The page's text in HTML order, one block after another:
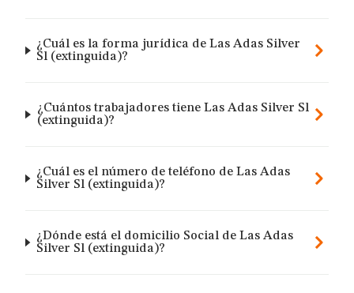
¿Cuál es la forma jurídica de Las Adas Silver
Sl (extinguida)?
¿Cuántos trabajadores tiene Las Adas Silver Sl
(extinguida)?
¿Cuál es el número de teléfono de Las Adas
Silver Sl (extinguida)?
¿Dónde está el domicilio Social de Las Adas
Silver Sl (extinguida)?